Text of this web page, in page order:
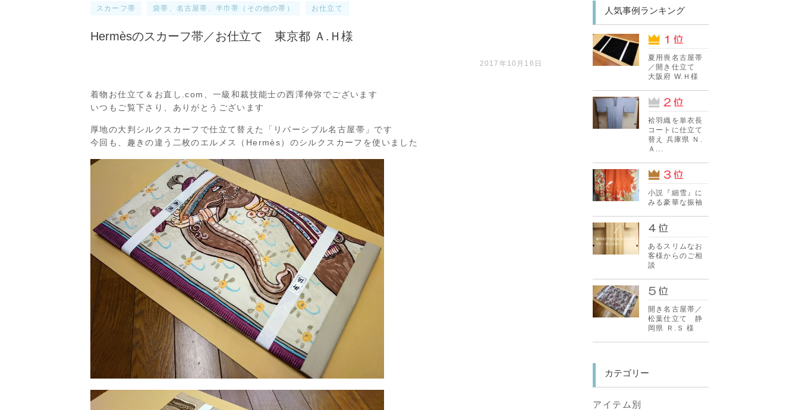
スカーフ帯 袋帯、名古屋帯、半巾帯（その他の帯） お仕立て
Hermèsのスカーフ帯／お仕立て 東京都 Ａ.Ｈ様
2017年10月16日
着物お仕立て＆お直し.com、一級和裁技能士の西澤伸弥でございます
いつもご覧下さり、ありがとうございます
厚地の大判シルクスカーフで仕立て替えた「リバーシブル名古屋帯」です
今回も、趣きの違う二枚のエルメス（Hermès）のシルクスカーフを使いました
人気事例ランキング
夏用喪名古屋帯
／開き仕立て
大阪府 W.Ｈ様
袷羽織を単衣長
コートに仕立て
替え 兵庫県 Ｎ.
Ａ...
小説『細雪』に
みる豪華な振袖
あるスリムなお
客様からのご相
談
開き名古屋帯／
松葉仕立て 静
岡県 Ｒ.Ｓ 様
カテゴリー
アイテム別